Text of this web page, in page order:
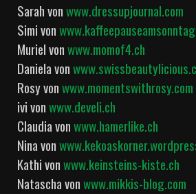
Sarah vonwww.dressupjournal.com
Simi von
Muriel vonwww.momof4.ch
Daniela von
Rosy vonwww.momentswithrosy.com
ivi vonwww.develi.ch
Claudia vonwww.hamerlike.ch
Nina von
Kathi vonwww.keinsteins-kiste.ch
Natascha vonwww.mikkis-blog.com